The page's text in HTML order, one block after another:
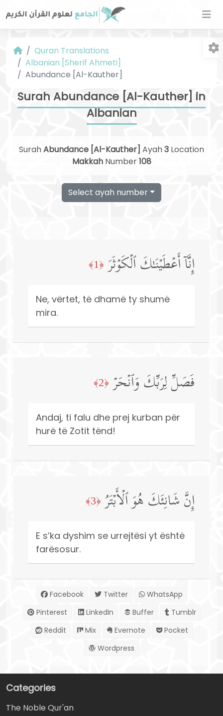
Quran Translations
Albanian [Sherif Ahmeti]
Abundance [Al-Kauther]
Surah Abundance [Al-Kauther] in
Albanian
SurahAbundance [Al-Kauther] Ayah3 Location
MakkahNumber108
Select ayah number
إِنَّاۤ أَعۡطَیۡنَـٰكَ ٱلۡكَوۡثَرَ ﴿1﴾
Ne, vërtet, të dhamë ty shumë
mira.
فَصَلِّ لِرَبِّكَ وَٱنۡحَرۡ ﴿2﴾
Andaj, ti falu dhe prej kurban për
hurë të Zotit tënd!
إِنَّ شَانِئَكَ هُوَ ٱلۡأَبۡتَرُ ﴿3﴾
E s’ka dyshim se urrejtësi yt është
farësosur.
Facebook Twitter
WhatsApp
Pinterest
LinkedIn Buffer
Tumblr
Reddit
Mix Evernote
Pocket
Wordpress
Categories
The Noble Qur'an